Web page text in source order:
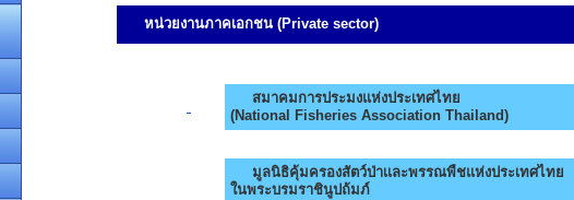
หน่วยงานภาคเอกชน (Private sector)
สมาคมการประมงแห่งประเทศไทย
(National Fisheries Association Thailand)
มูลนิธิคุ้มครองสัตว์ป่าเเละพรรณพืชแห่งประเทศไทย
ในพระบรมราชินูปถ้มภ์